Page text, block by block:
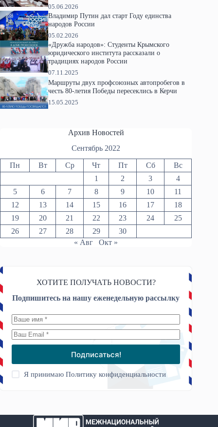
05.06.2026
Владимир Путин дал старт Году единства
народов России
05.02.2026
«Дружба народов»: Студенты Крымского
юридического института рассказали о
традициях народов России
07.11.2025
Маршруты двух профсоюзных автопробегов в
честь 80-летия Победы пересеклись в Керчи
15.05.2025
Архив Новостей
Сентябрь 2022
Пн Вт Ср Чт Пт Сб
Вс
1
2 3
4
5
6 7 8 9 10
11
12
13 14 15 16 17
18
19
20 21 22 23 24
25
26
27 28 29
30
« Авг
Окт »
ХОТИТЕ ПОЛУЧАТЬ НОВОСТИ?
Подпишитесь на нашу еженедельную рассылку
Подписаться!
Я принимаюПолитику конфиденциальности